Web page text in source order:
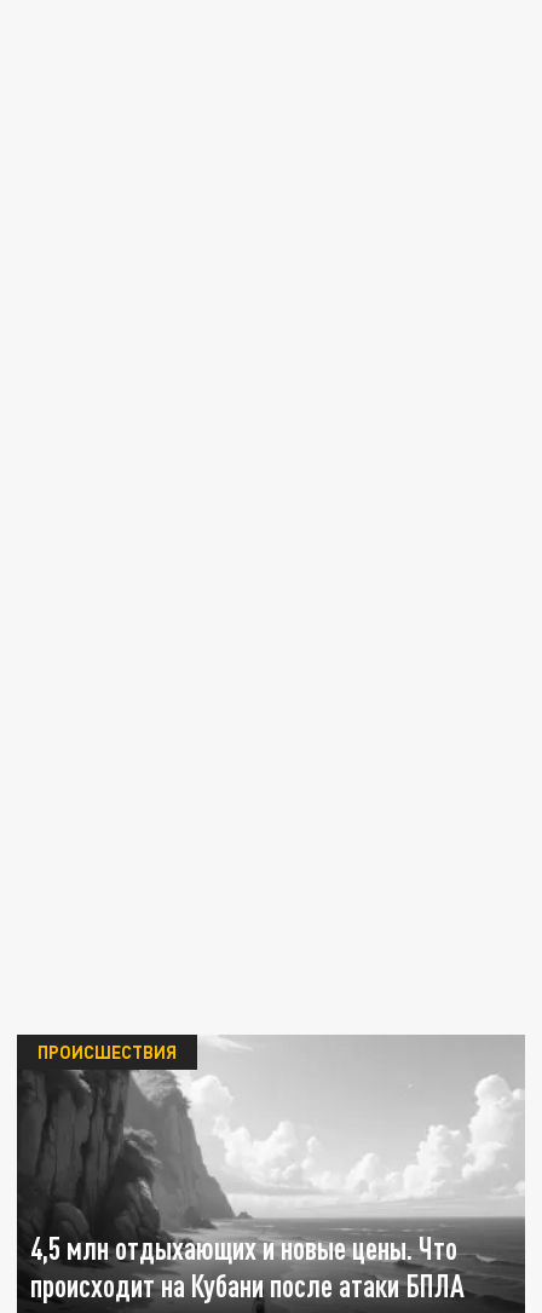
4,5 млн отдыхающих и новые цены. Что
происходит на Кубани после атаки БПЛА
ПРОИСШЕСТВИЯ